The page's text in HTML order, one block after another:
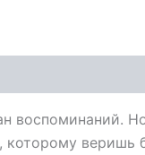
воспоминаний.
которому веришь